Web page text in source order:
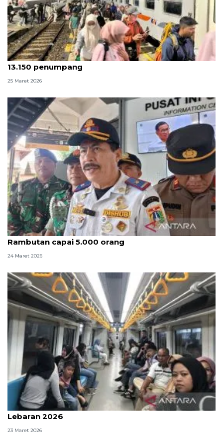
Puncak arus balik KAI Jember Selasa (24/3) dengan
13.150 penumpang
25 Maret 2026
Puncak arus balik, penumpang di Terminal
Rambutan capai 5.000 orang
24 Maret 2026
113.630 penumpang LRT Sumsel terlayani pada H+1
Lebaran 2026
23 Maret 2026